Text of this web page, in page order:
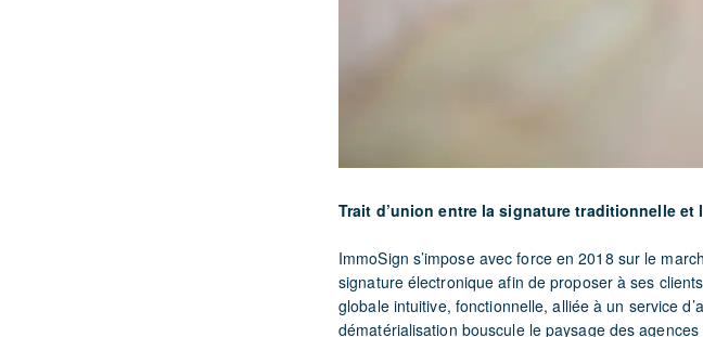
Trait d’union entre la signature traditionnelle et
ImmoSign s’impose avec force en 2018 sur le
signature électronique afin de proposer à ses
globale intuitive, fonctionnelle, alliée à un service
dématérialisation bouscule le paysage des